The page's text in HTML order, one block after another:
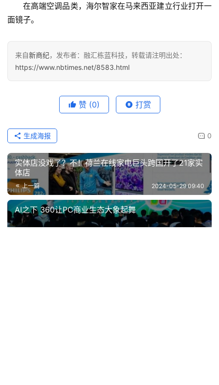
在高端空调品类，海尔智家在马来西亚建立行业打开一
面镜子。
来自新商纪，发布者：融汇栋蓝科技，转载请注明出处：
https://www.nbtimes.net/8583.html
赞 (0) 打赏
0
生成海报
实体店没戏了？不！荷兰在线家电巨头跨国开了21家实
体店
上一篇 2024-05-29 09:40
AI之下 360让PC商业生态大象起舞